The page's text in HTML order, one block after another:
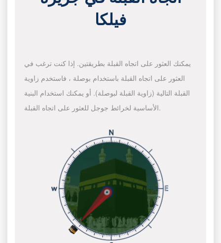
فيلكا
يمكنك العثور على اتجاه القبلة بطريقتين. إذا كنت ترغب في
العثور على اتجاه القبلة باستخدام بوصلة ، فاستخدم زاوية
القبلة التالية (زاوية القبلة لبوصلة). أو يمكنك استخدام البنية
الأساسية لخرائط جوجل للعثور على اتجاه القبلة.